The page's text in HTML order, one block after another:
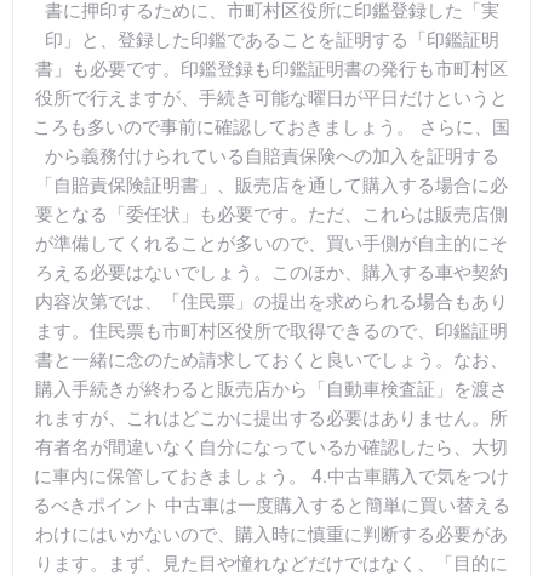
書に押印するために、市町村区役所に印鑑登録した「実
印」と、登録した印鑑であることを証明する「印鑑証明
書」も必要です。印鑑登録も印鑑証明書の発行も市町村区
役所で行えますが、手続き可能な曜日が平日だけというと
ころも多いので事前に確認しておきましょう。 さらに、国
から義務付けられている自賠責保険への加入を証明する
「自賠責保険証明書」、販売店を通して購入する場合に必
要となる「委任状」も必要です。ただ、これらは販売店側
が準備してくれることが多いので、買い手側が自主的にそ
ろえる必要はないでしょう。このほか、購入する車や契約
内容次第では、「住民票」の提出を求められる場合もあり
ます。住民票も市町村区役所で取得できるので、印鑑証明
書と一緒に念のため請求しておくと良いでしょう。なお、
購入手続きが終わると販売店から「自動車検査証」を渡さ
れますが、これはどこかに提出する必要はありません。所
有者名が間違いなく自分になっているか確認したら、大切
に車内に保管しておきましょう。 4.中古車購入で気をつけ
るべきポイント 中古車は一度購入すると簡単に買い替える
わけにはいかないので、購入時に慎重に判断する必要があ
ります。まず、見た目や憧れなどだけではなく、「目的に